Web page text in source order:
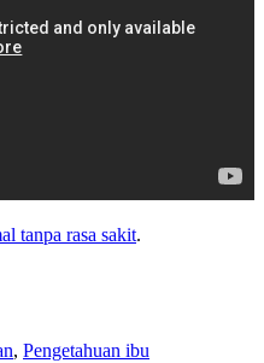
tanpa rasa sakit.
, Pengetahuan ibu